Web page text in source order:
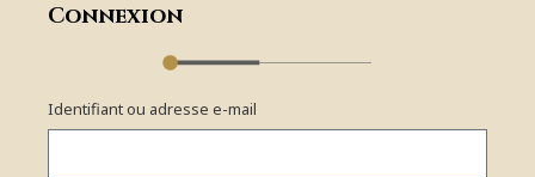
Connexion
Identifiant ou adresse e-mail